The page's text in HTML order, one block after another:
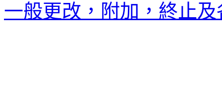
一般更改，附加，終止